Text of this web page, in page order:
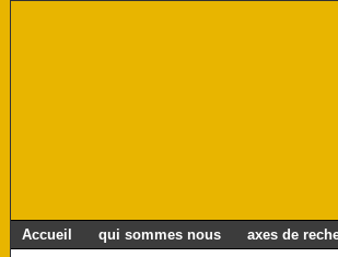
Accueil qui sommes nous axes de